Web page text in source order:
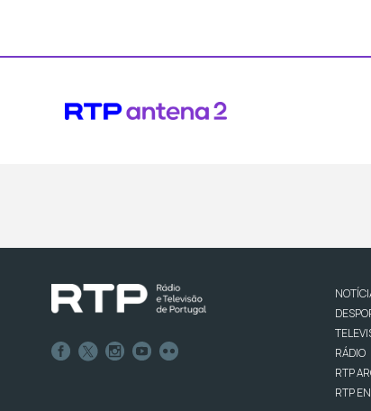
RÁDIO
RTP
RTP